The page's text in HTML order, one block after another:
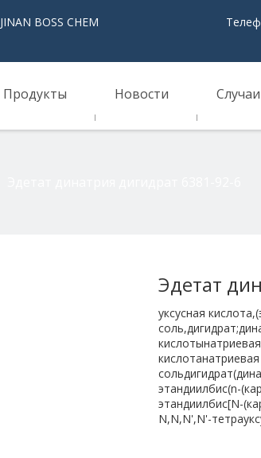
CHEM
Продукты Новости Случаи
Эдетат
уксусная
кислотанатриевая
этандиилбис(n-
этандиилбис[N-
N,N,N',N'-